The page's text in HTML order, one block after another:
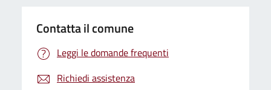
Contatta il comune
Leggi le domande frequenti
Richiedi assistenza